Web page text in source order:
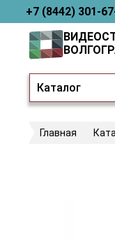
+7 (8442) 301-
Каталог
Главная